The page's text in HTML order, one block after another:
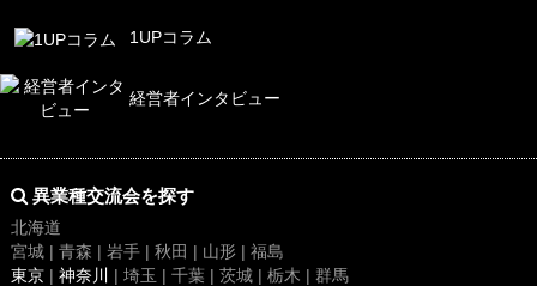
1UPコラム
経営者インタビュー
異業種交流会を探す
北海道
宮城 | 青森 | 岩手 | 秋田 | 山形 | 福島
東京| 神奈川 | 埼玉 | 千葉 | 茨城 | 栃木 | 群馬